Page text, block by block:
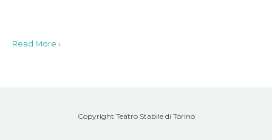
Read More ›
Copyright Teatro Stabile di Torino